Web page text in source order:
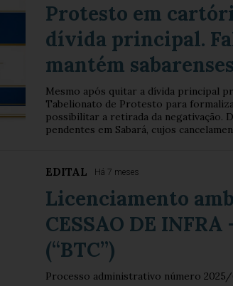
Protesto em
dívida principal.
mantém
Mesmo após quitar a dívida principal
Tabelionato de Protesto para
possibilitar a retirada da negativação.
pendentes em Sabará, cujos
EDITAL Há 7 meses
Licenciamento
CESSAO DE
(“BTC”)
Processo administrativo número 2025/